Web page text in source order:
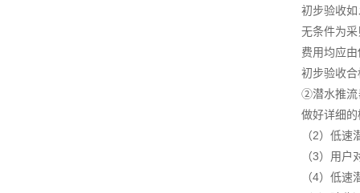
初步验收
无条件为
费用均应
初步验收
②潜水推流
做好详细
（2）低
（3）用
（4）低